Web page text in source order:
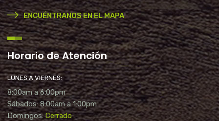
ENCUÉNTRANOS EN EL MAPA
Horario de Atención
LUNES A VIERNES:
8:00am a 6:00pm
Sábados: 8:00am a 1:00pm
Domingos:Cerrado